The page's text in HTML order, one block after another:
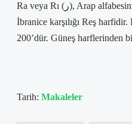
Ra veya Rı (ر), Arap alfabesinin onuncu harfidir. Bu harfin
İbranice karşılığı Reş
200’dür. Güneş harflerinden
Tarih: Makaleler